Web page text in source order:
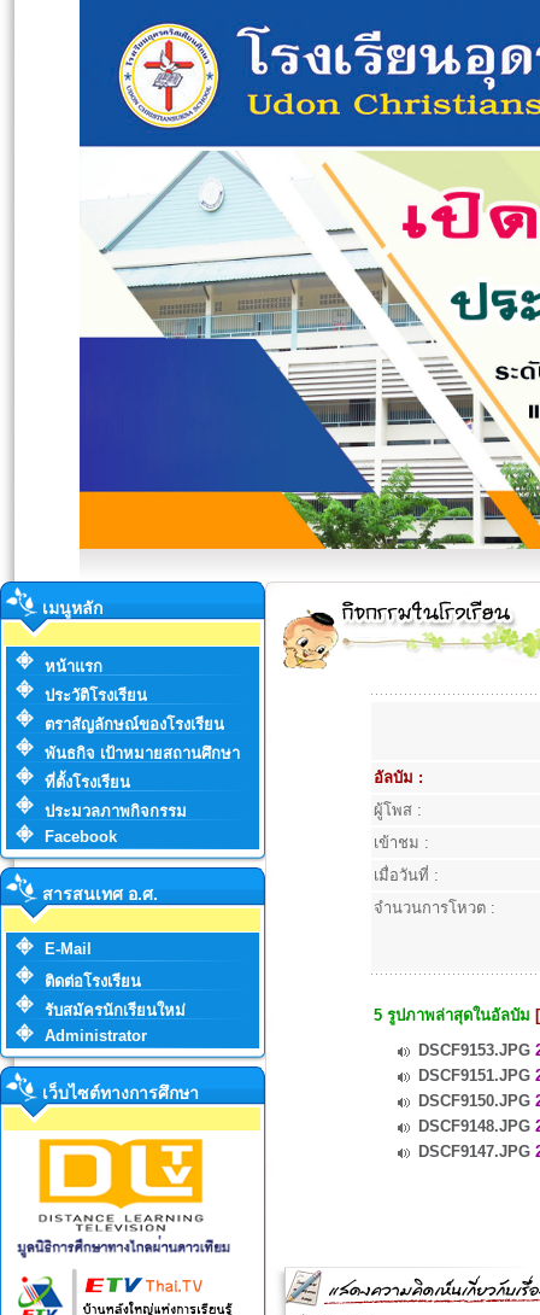
เมนูหลัก
หน้าแรก
ประวัติโรงเรียน
ตราสัญลักษณ์ของโรงเรียน
พันธกิจ เป้าหมายสถานศึกษา
ที่ตั้งโรงเรียน
ประมวลภาพกิจกรรม
Facebook
สารสนเทศ อ.ศ.
E-Mail
ติดต่อโรงเรียน
รับสมัครนักเรียนใหม่
Administrator
เว็บไซต์ทางการศึกษา
อัลบัม :
ผู้โพส :
เข้าชม :
เมื่อวันที่ :
จำนวนการโหวต :
5 รูปภาพล่าสุดในอัลบัม
DSCF9153.JPG
DSCF9151.JPG
DSCF9150.JPG
DSCF9148.JPG
DSCF9147.JPG